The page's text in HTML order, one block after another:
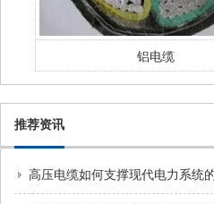
铝电缆
推荐资讯
高压电缆如何支撑现代电力系统